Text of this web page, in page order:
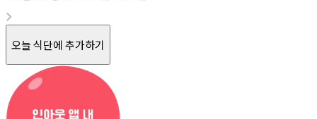
오늘 식단에 추가하기